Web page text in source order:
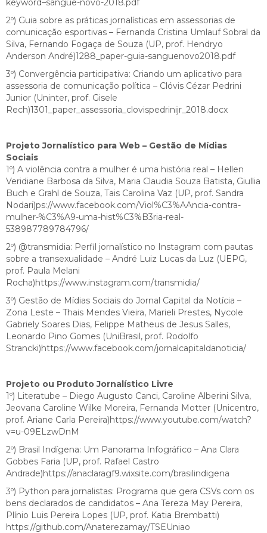
keyword–sangue-novo-2018.pdf
2º) Guia sobre as práticas jornalísticas em assessorias de
comunicação esportivas – Fernanda Cristina Umlauf Sobral da
Silva, Fernando Fogaça de Souza (UP, prof. Hendryo
Anderson André)1288_paper-guia-sanguenovo2018.pdf
3º) Convergência participativa: Criando um aplicativo para
assessoria de comunicação política – Clóvis Cézar Pedrini
Junior (Uninter, prof. Gisele
Rech)1301_paper_assessoria_clovispedrinijr_2018.docx
Projeto Jornalístico para Web – Gestão de Mídias
Sociais
1º) A violência contra a mulher é uma história real – Hellen
Veridiane Barbosa da Silva, Maria Claudia Souza Batista, Giullia
Buch e Grahl de Souza, Tais Carolina Vaz (UP, prof. Sandra
Nodari)ps://www.facebook.com/Viol%C3%AAncia-contra-
mulher-%C3%A9-uma-hist%C3%B3ria-real-
538987789784796/
2º) @transmidia: Perfil jornalístico no Instagram com pautas
sobre a transexualidade – André Luiz Lucas da Luz (UEPG,
prof. Paula Melani
Rocha)https://www.instagram.com/transmidia/
3º) Gestão de Mídias Sociais do Jornal Capital da Notícia –
Zona Leste – Thais Mendes Vieira, Marieli Prestes, Nycole
Gabriely Soares Dias, Felippe Matheus de Jesus Salles,
Leonardo Pino Gomes (UniBrasil, prof. Rodolfo
Strancki)https://www.facebook.com/jornalcapitaldanoticia/
Projeto ou Produto Jornalístico Livre
1º) Literatube – Diego Augusto Canci, Caroline Alberini Silva,
Jeovana Caroline Wilke Moreira, Fernanda Motter (Unicentro,
prof. Ariane Carla Pereira)https://www.youtube.com/watch?
v=u-09ELzwDnM
2º) Brasil Indígena: Um Panorama Infográfico – Ana Clara
Gobbes Faria (UP, prof. Rafael Castro
Andrade)https://anaclaragf9.wixsite.com/brasilindigena
3º) Python para jornalistas: Programa que gera CSVs com os
bens declarados de candidatos – Ana Tereza May Pereira,
Plínio Luis Pereira Lopes (UP, prof. Katia Brembatti)
https://github.com/Anaterezamay/TSEUniao